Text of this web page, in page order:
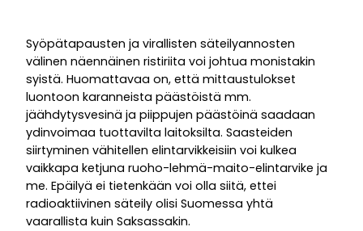
Syöpätapausten ja virallisten säteilyannosten
välinen näennäinen ristiriita voi johtua monistakin
syistä. Huomattavaa on, että mittaustulokset
luontoon karanneista päästöistä mm.
jäähdytysvesinä ja piippujen päästöinä saadaan
ydinvoimaa tuottavilta laitoksilta. Saasteiden
siirtyminen vähitellen elintarvikkeisiin voi kulkea
vaikkapa ketjuna ruoho-lehmä-maito-elintarvike ja
me. Epäilyä ei tietenkään voi olla siitä, ettei
radioaktiivinen säteily olisi Suomessa yhtä
vaarallista kuin Saksassakin.